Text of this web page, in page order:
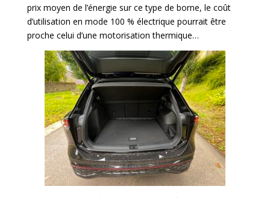
prix moyen de l’énergie sur ce type de borne, le coût
d’utilisation en mode 100 % électrique pourrait être
proche celui d’une motorisation thermique…